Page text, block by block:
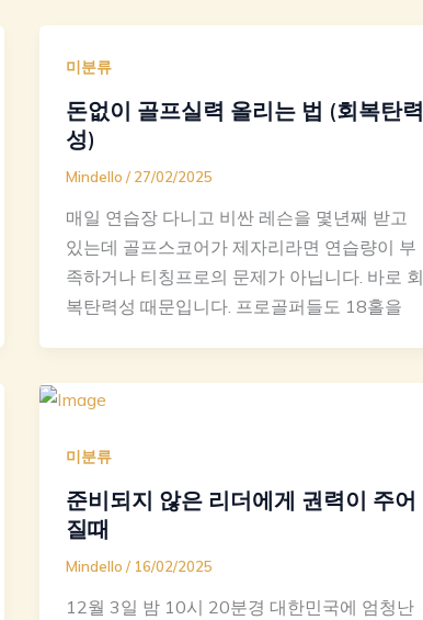
미분류
돈없이 골프실력 올리는 법 (회복탄력
성)
Mindello / 27/02/2025
매일 연습장 다니고 비싼 레슨을 몇년째 받고
있는데 골프스코어가 제자리라면 연습량이 부
족하거나 티칭프로의 문제가 아닙니다. 바로 회
복탄력성 때문입니다. 프로골퍼들도 18홀을
미분류
준비되지 않은 리더에게 권력이 주어
질때
Mindello / 16/02/2025
12월 3일 밤 10시 20분경 대한민국에 엄청난